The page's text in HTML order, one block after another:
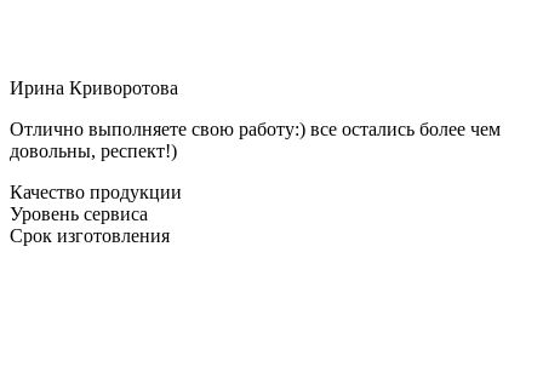
Ирина Криворотова
Отлично выполняете свою работу:) все остались более чем
довольны, респект!)
Качество продукции
Уровень сервиса
Срок изготовления